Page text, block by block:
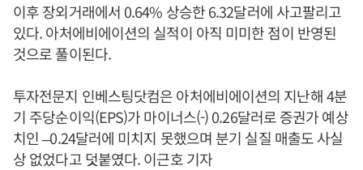
이후 장외거래에서 0.64% 상승한 6.32달러에 사고팔리고
있다. 아처에비에이션의 실적이 아직 미미한 점이 반영된
것으로 풀이된다.
투자전문지 인베스팅닷컴은 아처에비에이션의 지난해 4분
기 주당순이익(EPS)가 마이너스(-) 0.26달러로 증권가 예상
치인 –0.24달러에 미치지 못했으며 분기 실질 매출도 사실
상 없었다고 덧붙였다. 이근호 기자